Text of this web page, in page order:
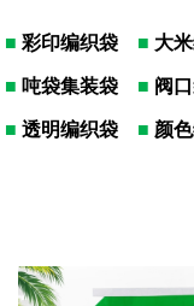
■ 彩印编织袋 ■ 大
■ 吨袋集装袋 ■ 阀
■ 透明编织袋 ■ 颜